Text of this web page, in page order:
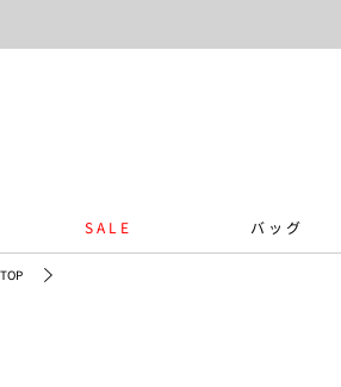
SALE バッグ
TOP